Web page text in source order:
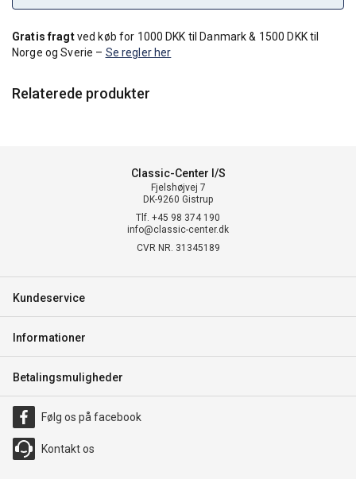
Gratis fragtved køb for 1000 DKK til Danmark & 1500 DKK til
Norge og Sverie – Se regler her
Relaterede produkter
Classic-Center I/S
Fjelshøjvej 7
DK-9260 Gistrup
Tlf. +45 98 374 190
info@classic-center.dk
CVR NR. 31345189
Kundeservice
Informationer
Betalingsmuligheder
Følg os på facebook
Kontakt os